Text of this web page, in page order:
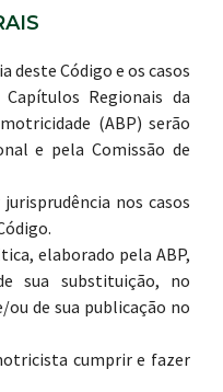
deste Código e os casos
Regionais da
(ABP) serão
e pela Comissão de
nos casos
elaborado pela ABP,
sua substituição, no
ou de sua publicação no
cumprir e fazer